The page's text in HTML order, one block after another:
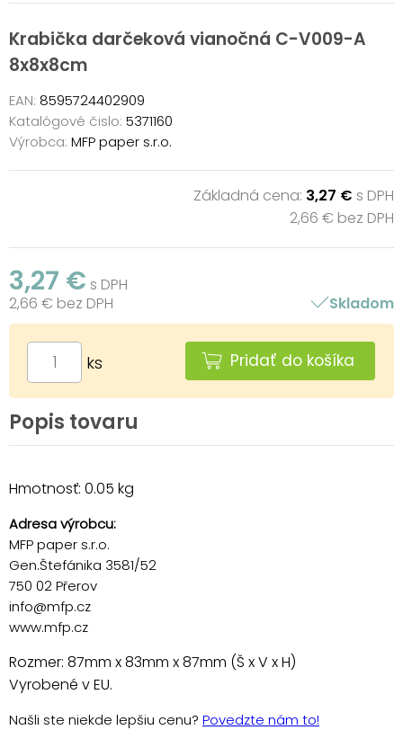
Krabička darčeková vianočná C-V009-A
8x8x8cm
EAN: 8595724402909
Katalógové čislo: 5371160
Výrobca: MFP paper s.r.o.
Základná cena: 3,27 € s DPH
2,66 € bez DPH
3,27 € s DPH
2,66 € bez DPH
Skladom
ks Pridať do košíka
Popis tovaru
Hmotnosť: 0.05 kg
Adresa výrobcu:
MFP paper s.r.o.
Gen.Štefánika 3581/52
750 02 Přerov
info@mfp.cz
www.mfp.cz
Rozmer: 87mm x 83mm x 87mm (Š x V x H)
Vyrobené v EU.
Našli ste niekde lepšiu cenu? Povedzte nám to!